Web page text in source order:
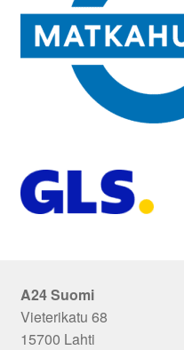
A24 Suomi
Vieterikatu 68
15700 Lahti